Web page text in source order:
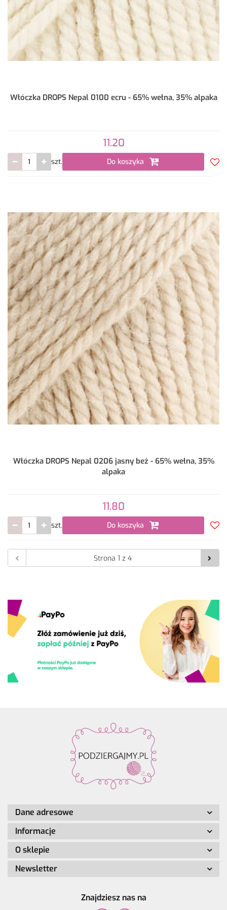
Włóczka DROPS Nepal 0100 ecru - 65% wełna, 35% alpaka
11.20
szt. Do koszyka
Włóczka DROPS Nepal 0206 jasny beż - 65% wełna, 35%
alpaka
11.80
szt. Do koszyka
Dane adresowe
Informacje
O sklepie
Newsletter
Znajdziesz nas na